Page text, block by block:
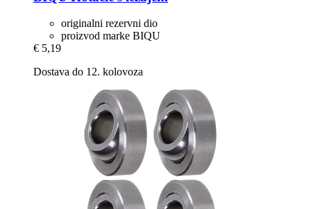
originalni rezervni dio
proizvod marke BIQU
€ 5,19
Dostava do 12. kolovoza